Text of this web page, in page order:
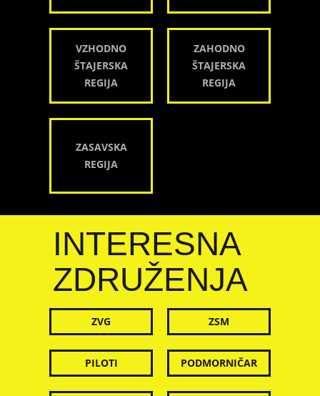
VZHODNO
ŠTAJERSKA
REGIJA
ZAHODNO
ŠTAJERSKA
REGIJA
ZASAVSKA
REGIJA
INTERESNA
ZDRUŽENJA
ZVG ZSM
PILOTI PODMORNIČAR